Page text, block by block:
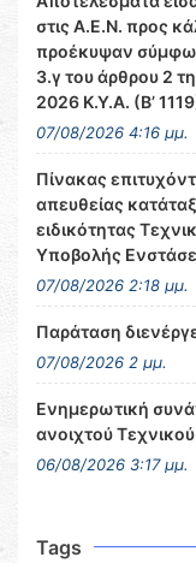
στις Α.Ε.Ν. προς
προέκυψαν
3.γ του άρθρου 2
2026 Κ.Υ.Α. (Β’
07/08/2026 4:16 μμ.
Πίνακας
απευθείας
ειδικότητας
Υποβολής
07/08/2026 2:18 μμ.
Παράταση
07/08/2026 2 μμ.
Ενημερωτική
ανοιχτού
06/08/2026 3:17 μμ.
Tags